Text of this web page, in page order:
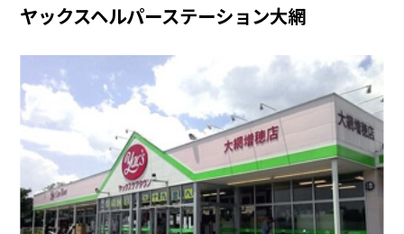
ヤックスヘルパーステーション大網